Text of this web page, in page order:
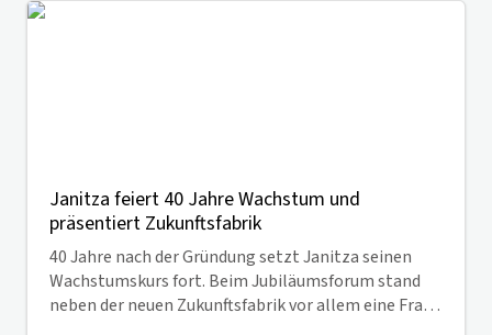
Janitza feiert 40 Jahre Wachstum und
präsentiert Zukunftsfabrik
40 Jahre nach der Gründung setzt Janitza seinen
Wachstumskurs fort. Beim Jubiläumsforum stand
neben der neuen Zukunftsfabrik vor allem eine Frage